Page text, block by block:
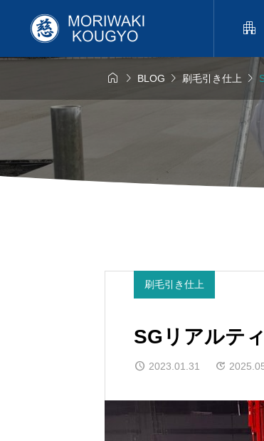


  BLOG  刷毛引き仕上 
刷毛引き仕上
SGリアルテ
2023.01.31